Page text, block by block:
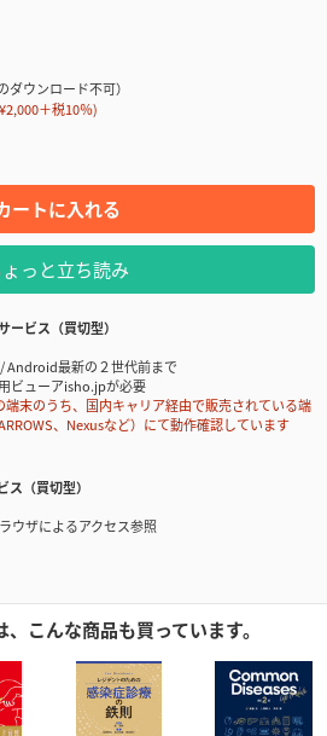
ダウンロード不可）
＋税10％)
ートに入れる
っと立ち読み
ービス（買切型）
Android最新の２世代前まで
ビューアisho.jpが必要
末のうち、国内キャリア経由で販売されている端
、Nexusなど）にて動作確認しています
ス（買切型）
ウザによるアクセス参照
こんな商品も買っています。